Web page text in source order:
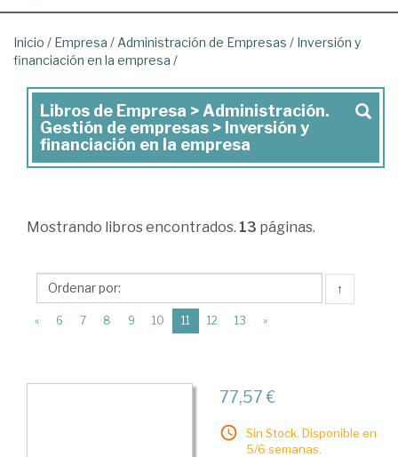
Inicio / Empresa / Administración de Empresas / Inversión y
financiación en la empresa /
Libros
de
Empresa
Administración.
de
empresas
y
Libros de Empresa > Administración.
Gestión de empresas > Inversión y
financiación en la empresa
Mostrando libros encontrados. 13 páginas.
↑
« 6 7 8 9 10 11 (current)
12 13 »
77,57 €
Sin Stock. Disponible en
5/6 semanas.